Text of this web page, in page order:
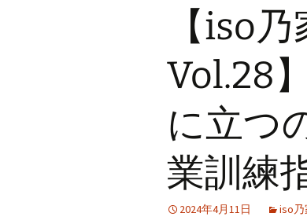
【iso
Vol.28
に立つ
業訓練
2024年4月11日 iso